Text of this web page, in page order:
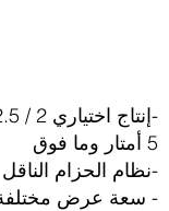
5 أمتار وما فوق
-نظام الحزام الناقل
- سعة عرض مختلفة